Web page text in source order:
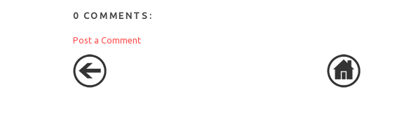
0 COMMENTS:
Post a Comment